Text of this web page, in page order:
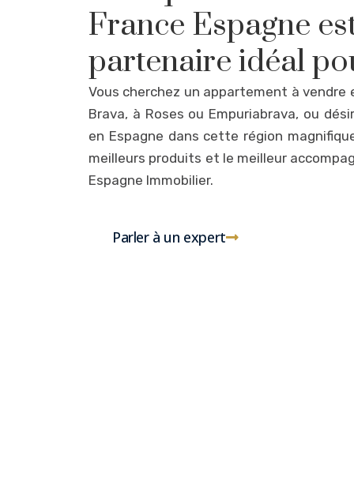
France Espagne
partenaire idéal
Vous cherchez un appartement à vendre
Brava, à Roses ou Empuriabrava, ou
en Espagne dans cette région
meilleurs produits et le meilleur
Espagne Immobilier.
Parler à un expert